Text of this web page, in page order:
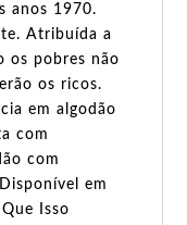
anos 1970.
Atribuída a
os pobres não
os ricos.
em algodão
com
com
em
Isso